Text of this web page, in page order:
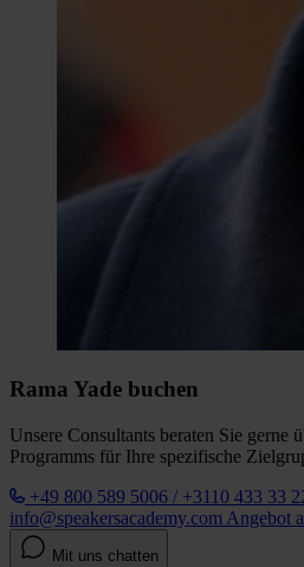
Rama Yade buchen
Unsere Consultants beraten Sie gerne
Programms für Ihre spezifische
+49 800 589 5006 / +3110 433 33
info@speakersacademy.com Angebot
Mit uns chatten